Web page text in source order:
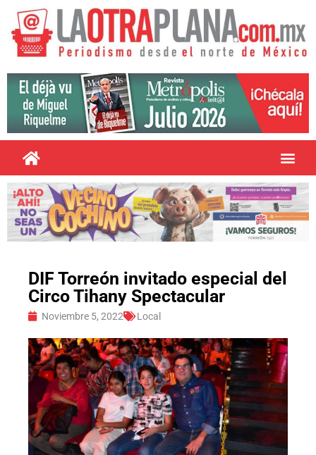
DIF Torreón invitado especial del
Circo Tihany Spectacular
Noviembre 5, 2022 Local